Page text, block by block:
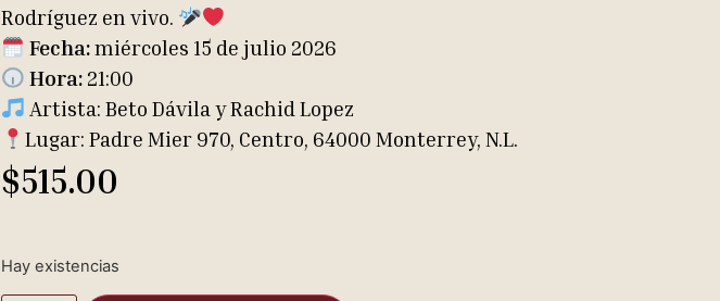
Rodríguez en vivo.
Fecha:miércoles 15 de julio 2026
Hora:21:00
Artista: Beto Dávila y Rachid Lopez
Lugar: Padre Mier 970, Centro, 64000 Monterrey, N.L.
$515.00
Hay existencias